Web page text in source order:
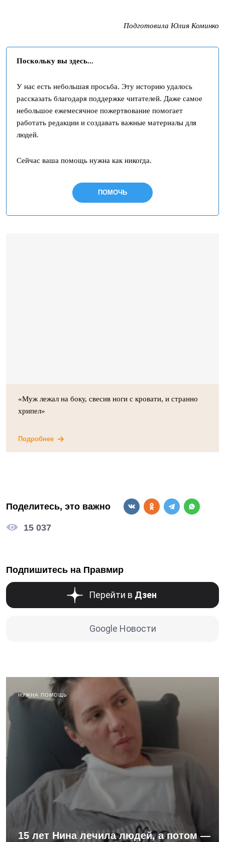
Подготовила Юлия Коминко
Поскольку вы здесь...
У нас есть небольшая просьба. Эту историю удалось
рассказать благодаря поддержке читателей. Даже самое
небольшое ежемесячное пожертвование помогает
работать редакции и создавать важные материалы для
людей.
Сейчас ваша помощь нужна как никогда.
ПОМОЧЬ
«Муж лежал на боку, свесив ноги с кровати, и странно
хрипел»
Подробнее
Поделитесь, это важно
15 037
Подпишитесь на Правмир
Перейти в Дзен
Google Новости
НУЖНА ПОМОЩЬ
15 лет Нина лечила людей, а потом —